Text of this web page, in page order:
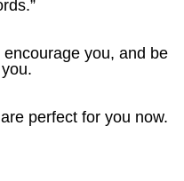
you, and be
perfect for you now.